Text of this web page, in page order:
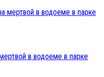
в водоеме в парке